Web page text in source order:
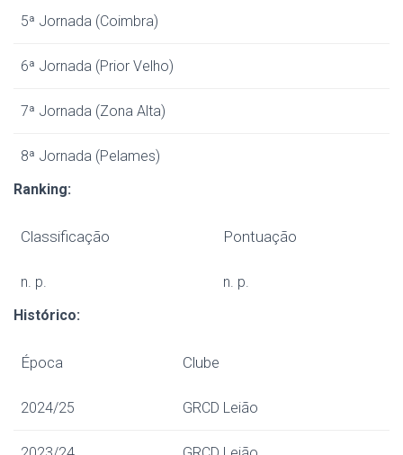
5ª Jornada (Coimbra)
6ª Jornada (Prior Velho)
7ª Jornada (Zona Alta)
8ª Jornada (Pelames)
Ranking:
Classificação Pontuação
n. p.
n. p.
Histórico:
Época Clube
2024/25 GRCD Leião